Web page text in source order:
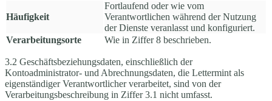
Häufigkeit
Fortlaufend oder wie vom
Verantwortlichen während der Nutzung
der Dienste veranlasst und konfiguriert.
Verarbeitungsorte
Wie in Ziffer 8 beschrieben.
3.2 Geschäftsbeziehungsdaten, einschließlich der
Kontoadministrator- und Abrechnungsdaten, die Lettermint als
eigenständiger Verantwortlicher verarbeitet, sind von der
Verarbeitungsbeschreibung in Ziffer 3.1 nicht umfasst.